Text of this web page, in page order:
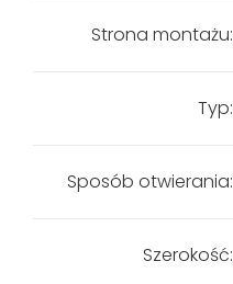
Strona montażu:
Typ:
Sposób otwierania:
Szerokość: